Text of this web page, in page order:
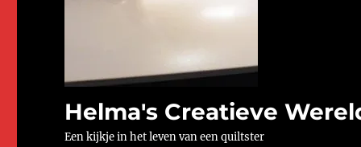
Helma's Creatieve
Een kijkje in het leven van een quiltster